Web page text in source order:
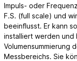
Impuls- oder
F.S. (full scale) und
beeinflusst. Er kann
installiert werden
Volumensummierung
Messbereichs. Sie